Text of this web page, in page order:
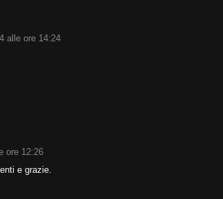
alle ore 14:24
ore 12:26
e grazie.